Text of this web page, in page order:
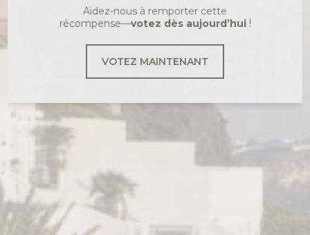
Aidez-nous à remporter cette
récompense—votez dès aujourd’hui!
VOTEZ MAINTENANT